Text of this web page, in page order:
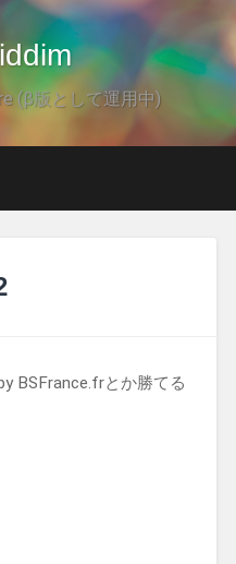
(β版として運用中)
BSFrance.frとか勝てる